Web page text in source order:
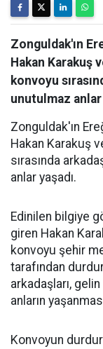
Zonguldak'ın
Hakan Karakuş
konvoyu
unutulmaz anlar
Zonguldak'ın
Hakan Karakuş
sırasında
anlar yaşadı.
Edinilen bilgiye
giren Hakan
konvoyu şehir
tarafından
arkadaşları,
anların
Konvoyun